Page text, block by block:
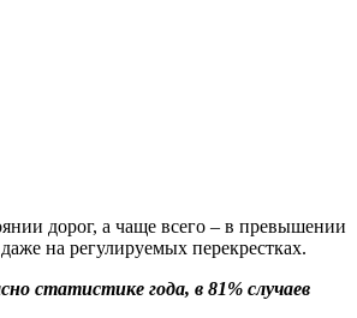
дорог, а чаще всего – в превышении
на регулируемых перекрестках.
статистике года, в 81% случаев